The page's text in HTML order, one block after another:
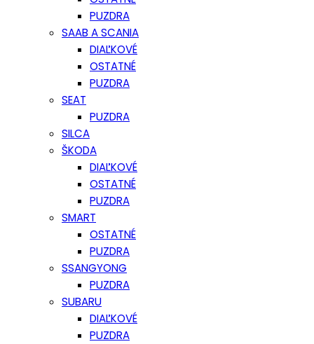
PUZDRA
SAAB A SCANIA
DIAĽKOVÉ
OSTATNÉ
PUZDRA
SEAT
PUZDRA
SILCA
ŠKODA
DIAĽKOVÉ
OSTATNÉ
PUZDRA
SMART
OSTATNÉ
PUZDRA
SSANGYONG
PUZDRA
SUBARU
DIAĽKOVÉ
PUZDRA